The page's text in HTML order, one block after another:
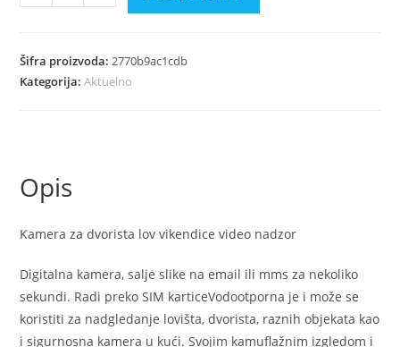
za
lov
vikendice
Šifra proizvoda:2770b9ac1cdb
Kategorija:Aktuelno
Opis
Kamera za dvorista lov vikendice video nadzor
Digitalna kamera, salje slike na email ili mms za nekoliko
sekundi. Radi preko SIM karticeVodootporna je i može se
koristiti za nadgledanje lovišta, dvorista, raznih objekata kao
i sigurnosna kamera u kući. Svojim kamuflažnim izgledom i